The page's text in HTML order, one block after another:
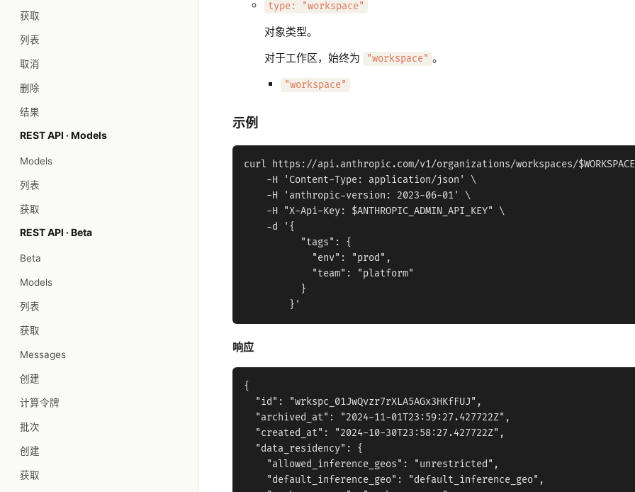
获取
列表
取消
删除
结果
REST API · Models
Models
列表
获取
REST API · Beta
Beta
Models
列表
获取
Messages
创建
计算令牌
批次
创建
获取
type: "workspace"
对象类型。
对于工作区，始终为
"workspace" 。
"workspace"
示例
curl https://api.anthropic.com/v1/organizations/workspaces/
    -H 'Content-Type: application/json' \
    -H 'anthropic-version: 2023-06-01' \
    -H "X-Api-Key: $ANTHROPIC_ADMIN_API_KEY" \
    -d '{
          "tags": {
            "env": "prod",
            "team": "platform"
          }
响应
{
  "id": "wrkspc_01JwQvzr7rXLA5AGx3HKfFUJ",
  "archived_at": "2024-11-01T23:59:27.427722Z",
  "created_at": "2024-10-30T23:58:27.427722Z",
  "data_residency": {
    "allowed_inference_geos": "unrestricted",
    "default_inference_geo": "default_inference_geo",